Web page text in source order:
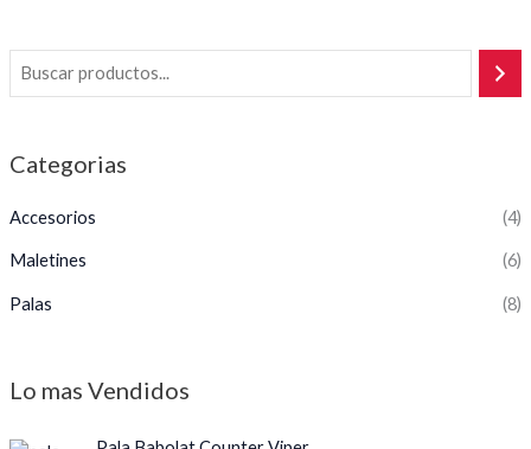
Categorias
Accesorios (4)
Maletines (6)
Palas (8)
Lo mas Vendidos